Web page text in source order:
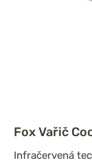
Fox Vařič
Infračervená